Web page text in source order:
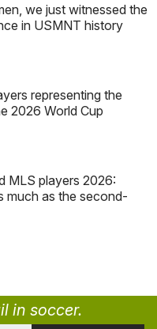
we just witnessed the
in USMNT history
representing the
2026 World Cup
MLS players 2026:
much as the second-
in soccer.